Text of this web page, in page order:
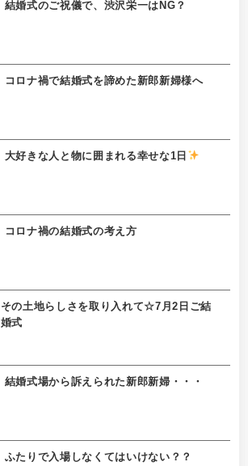
結婚式のご祝儀で、渋沢栄一はNG？
コロナ禍で結婚式を諦めた新郎新婦様へ
大好きな人と物に囲まれる幸せな1日
コロナ禍の結婚式の考え方
その土地らしさを取り入れて☆7月2日ご結
婚式
結婚式場から訴えられた新郎新婦・・・
ふたりで入場しなくてはいけない？？